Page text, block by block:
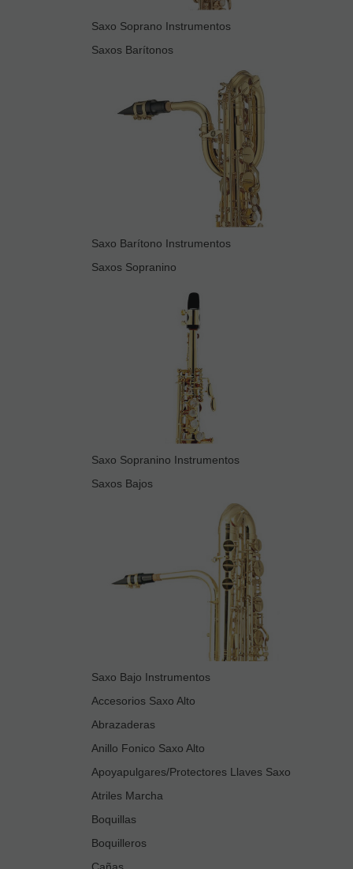
Saxo Soprano Instrumentos
Saxos Barítonos
Saxo Barítono Instrumentos
Saxos Sopranino
Saxo Sopranino Instrumentos
Saxos Bajos
Saxo Bajo Instrumentos
Accesorios Saxo Alto
Abrazaderas
Anillo Fonico Saxo Alto
Apoyapulgares/Protectores Llaves Saxo
Atriles Marcha
Boquillas
Boquilleros